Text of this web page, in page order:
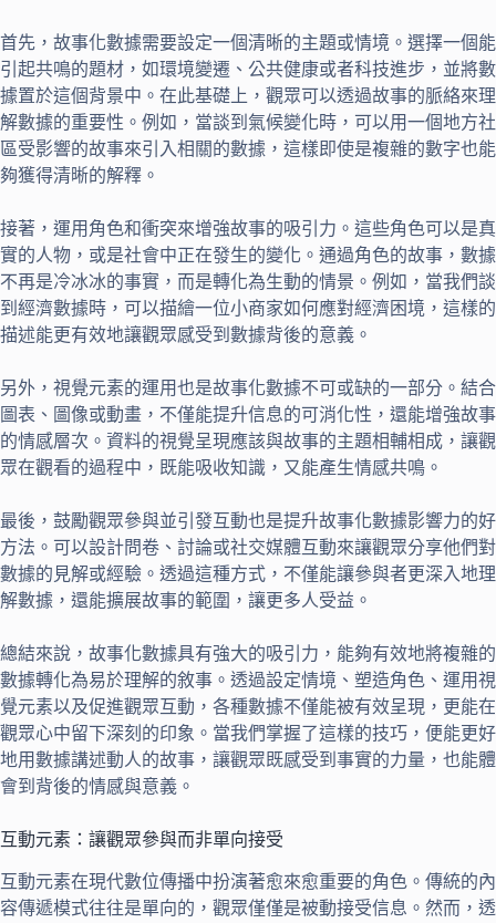
首先，故事化數據需要設定一個清晰的主題或情境。選擇一個能
引起共鳴的題材，如環境變遷、公共健康或者科技進步，並將數
據置於這個背景中。在此基礎上，觀眾可以透過故事的脈絡來理
解數據的重要性。例如，當談到氣候變化時，可以用一個地方社
區受影響的故事來引入相關的數據，這樣即使是複雜的數字也能
夠獲得清晰的解釋。
接著，運用角色和衝突來增強故事的吸引力。這些角色可以是真
實的人物，或是社會中正在發生的變化。通過角色的故事，數據
不再是冷冰冰的事實，而是轉化為生動的情景。例如，當我們談
到經濟數據時，可以描繪一位小商家如何應對經濟困境，這樣的
描述能更有效地讓觀眾感受到數據背後的意義。
另外，視覺元素的運用也是故事化數據不可或缺的一部分。結合
圖表、圖像或動畫，不僅能提升信息的可消化性，還能增強故事
的情感層次。資料的視覺呈現應該與故事的主題相輔相成，讓觀
眾在觀看的過程中，既能吸收知識，又能產生情感共鳴。
最後，鼓勵觀眾參與並引發互動也是提升故事化數據影響力的好
方法。可以設計問卷、討論或社交媒體互動來讓觀眾分享他們對
數據的見解或經驗。透過這種方式，不僅能讓參與者更深入地理
解數據，還能擴展故事的範圍，讓更多人受益。
總結來說，故事化數據具有強大的吸引力，能夠有效地將複雜的
數據轉化為易於理解的敘事。透過設定情境、塑造角色、運用視
覺元素以及促進觀眾互動，各種數據不僅能被有效呈現，更能在
觀眾心中留下深刻的印象。當我們掌握了這樣的技巧，便能更好
地用數據講述動人的故事，讓觀眾既感受到事實的力量，也能體
會到背後的情感與意義。
互動元素：讓觀眾參與而非單向接受
互動元素在現代數位傳播中扮演著愈來愈重要的角色。傳統的內
容傳遞模式往往是單向的，觀眾僅僅是被動接受信息。然而，透